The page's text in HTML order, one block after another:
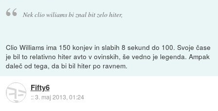
Nek clio wiliams bi znal bit zelo hiter,
Clio Williams ima 150 konjev in slabih 8 sekund do 100. Svoje čase
je bil to relativno hiter avto v ovinskih, še vedno je legenda. Ampak
daleč od tega, da bi bil hiter po ravnem.
Fifty6
::3. maj 2013, 01:24